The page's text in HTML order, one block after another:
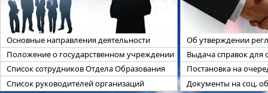
Основные направления деятельности
Положение о государственном учреждении
Список сотрудников Отдела Образования
Список руководителей организаций
Об утверждении
Выдача справок для
Постановка на
Документы на соц.